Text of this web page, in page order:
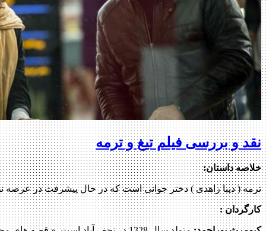
نقد و بررسی فیلم تیغ و ترمه
خلاصه داستان:
ترمه ( دیبا زاهدی ) دختر جوانی است که در حال پیشرفت در عرصه
کارگردان :